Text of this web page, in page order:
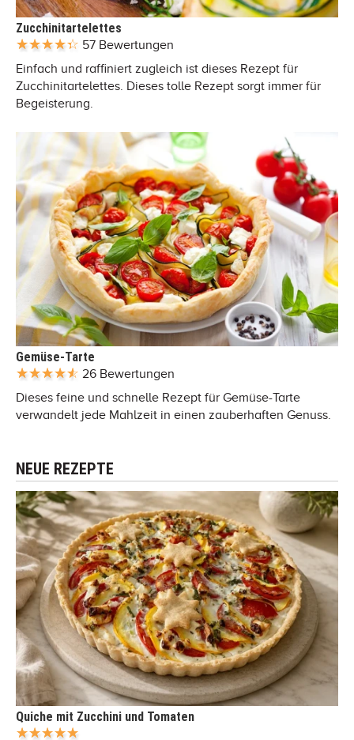
Zucchinitartelettes
57 Bewertungen
Einfach und raffiniert zugleich ist dieses Rezept für
Zucchinitartelettes. Dieses tolle Rezept sorgt immer für
Begeisterung.
Gemüse-Tarte
26 Bewertungen
Dieses feine und schnelle Rezept für Gemüse-Tarte
verwandelt jede Mahlzeit in einen zauberhaften Genuss.
NEUE REZEPTE
Quiche mit Zucchini und Tomaten